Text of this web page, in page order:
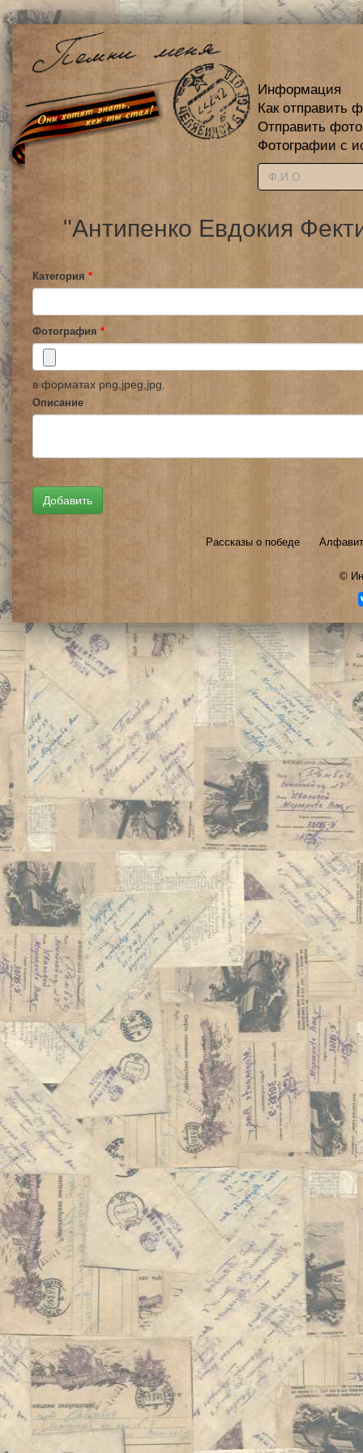
Информация
Как отправить
Отправить
Фотографии с
"Антипенко Евдокия
Категория *
Фотография *
в форматах png,jpeg,jpg.
Описание
Рассказы о победе
©